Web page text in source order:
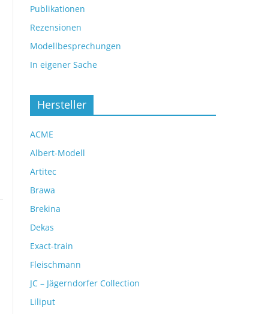
Publikationen
Rezensionen
Modellbesprechungen
In eigener Sache
Hersteller
ACME
Albert-Modell
Artitec
Brawa
Brekina
Dekas
Exact-train
Fleischmann
JC – Jägerndorfer Collection
Liliput